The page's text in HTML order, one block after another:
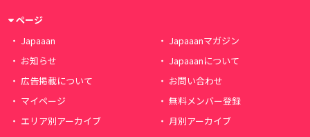
ページ
Japaaan
Japaaanマガジン
お知らせ
Japaaanについて
広告掲載について
お問い合わせ
マイページ
無料メンバー登録
エリア別アーカイブ
月別アーカイブ